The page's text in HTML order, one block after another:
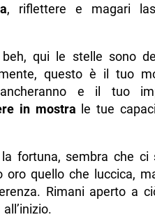
, riflettere e magari
qui le stelle sono
questo è il tuo
e il tuo
in mostra le tue
fortuna, sembra che ci
oro quello che luccica,
Rimani aperto a